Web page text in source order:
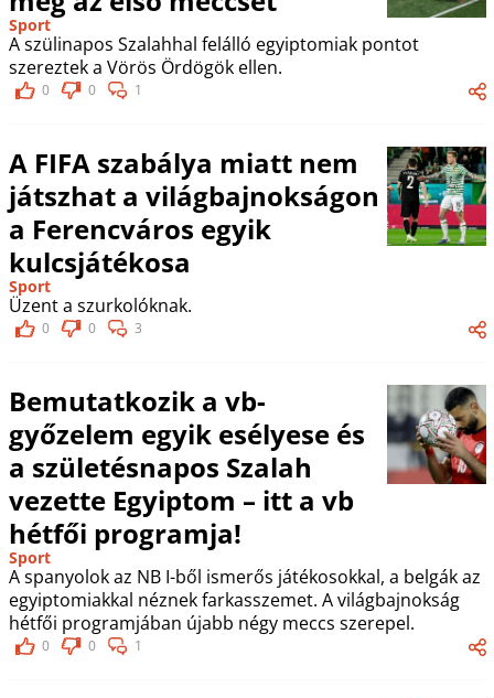
Sport
A szülinapos Szalahhal felálló egyiptomiak pontot
szereztek a Vörös Ördögök ellen.
0 0 1
A FIFA szabálya miatt nem
játszhat a világbajnokságon
a Ferencváros egyik
kulcsjátékosa
Sport
Üzent a szurkolóknak.
0 0 3
Bemutatkozik a vb-
győzelem egyik esélyese és
a születésnapos Szalah
vezette Egyiptom – itt a vb
hétfői programja!
Sport
A spanyolok az NB I-ből ismerős játékosokkal, a belgák az
egyiptomiakkal néznek farkasszemet. A világbajnokság
hétfői programjában újabb négy meccs szerepel.
0 0 1